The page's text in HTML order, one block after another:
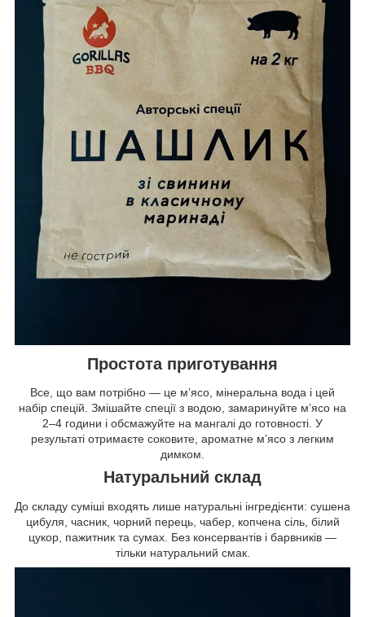
Простота приготування
Все, що вам потрібно — це м’ясо, мінеральна вода і цей
набір спецій. Змішайте спеції з водою, замаринуйте м’ясо на
2–4 години і обсмажуйте на мангалі до готовності. У
результаті отримаєте соковите, ароматне м’ясо з легким
димком.
Натуральний склад
До складу суміші входять лише натуральні інгредієнти: сушена
цибуля, часник, чорний перець, чабер, копчена сіль, білий
цукор, пажитник та сумах. Без консервантів і барвників —
тільки натуральний смак.